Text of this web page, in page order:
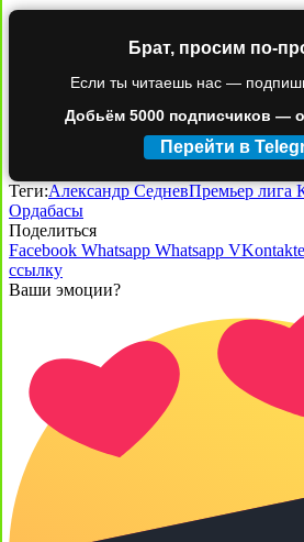
Брат, просим по-
Если ты читаешь нас —
Добьём 5000 подписчиков —
Перейти в
Теги:Александр СедневПремьер лига
Ордабасы
Поделиться
Facebook Whatsapp Whatsapp VKontakte
ссылку
Ваши эмоции?